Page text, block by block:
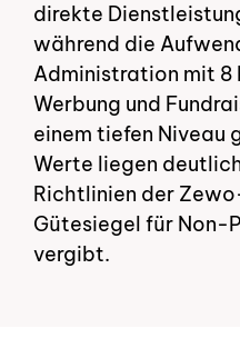
direkte
während die
Administration mit 8
Werbung und
einem tiefen Niveau
Werte liegen
Richtlinien der
Gütesiegel für
vergibt.